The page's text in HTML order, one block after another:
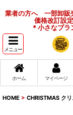
業者の方へ 一部卸販
価格改訂設
＊小さなブ
メニュー
ホーム マイページ
HOME > CHRISTMAS クリ